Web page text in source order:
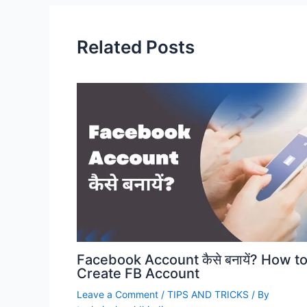
Related Posts
Facebook Account कैसे बनायें? How to
Create FB Account
Leave a Comment / TIPS AND TRICKS / By